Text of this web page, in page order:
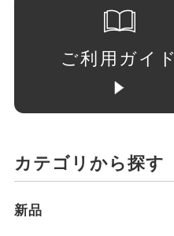
ご利用ガイド
カテゴリから探す
新品